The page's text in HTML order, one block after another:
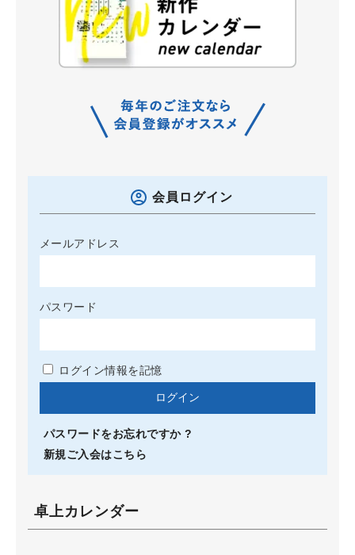
会員ログイン
メールアドレス
パスワード
ログイン情報を記憶
パスワードをお忘れですか ?
新規ご入会はこちら
卓上カレンダー